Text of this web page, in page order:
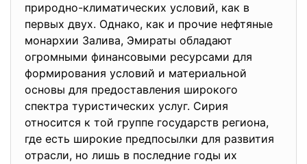
природно-климатических условий, как в
первых двух. Однако, как и прочие нефтяные
монархии Залива, Эмираты обладают
огромными финансовыми ресурсами для
формирования условий и материальной
основы для предоставления широкого
спектра туристических услуг. Сирия
относится к той группе государств региона,
где есть широкие предпосылки для развития
отрасли, но лишь в последние годы их